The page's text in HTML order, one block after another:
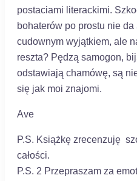
postaciami literackimi.
bohaterów po prostu nie
cudownym wyjątkiem, ale
reszta? Pędzą samogon,
odstawiają chamówę, są
się jak moi znajomi.
Ave
P.S. Książkę zrecenzuję
całości.
P.S. 2 Przepraszam za